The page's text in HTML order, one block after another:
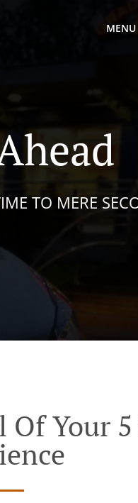
MENU
TO MERE
Your